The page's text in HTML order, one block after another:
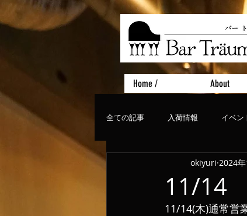
Home / About
全ての記事 入荷情報 イベン
ライブ、コ
11/14
okiyuri 2024
11/14(木)通常営